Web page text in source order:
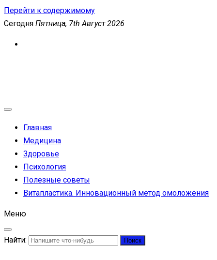
Перейти к содержимому
Сегодня Пятница, 7th Август 2026
Главная
Медицина
Здоровье
Психология
Полезные советы
Витапластика. Инновационный метод омоложения
Меню
Найти: